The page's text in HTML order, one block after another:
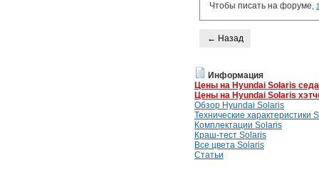
Чтобы писать на форуме,
← Назад
Информация
Цены на Hyundai Solaris
Цены на Hyundai Solaris
Обзор Hyundai Solaris
Технические характеристики
Комплектации Solaris
Краш-тест Solaris
Все цвета Solaris
Статьи